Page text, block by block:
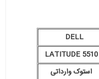
DELL
LATITUDE 5510
استوک وارداتی